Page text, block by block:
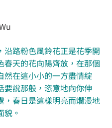
路粉色風鈴花正是花季開
天的花向陽齊放，在那個
然在這小小的一方盡情綻
要說那般，恣意地向你伸
，春日是這樣明亮而爛漫地
貌。